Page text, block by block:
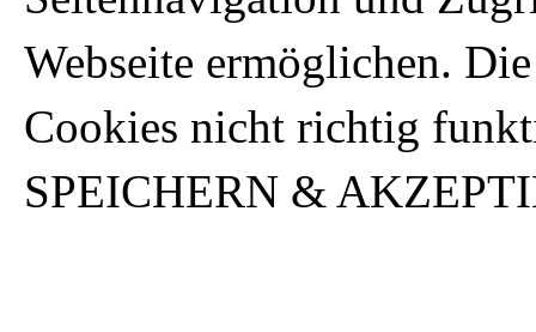
Webseite ermöglichen.
Cookies nicht richtig
SPEICHERN &